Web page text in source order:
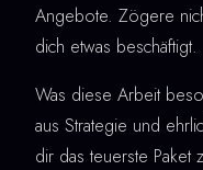
Angebote. Zögere
dich etwas beschäftigt.
Was diese Arbeit
aus Strategie und
dir das teuerste